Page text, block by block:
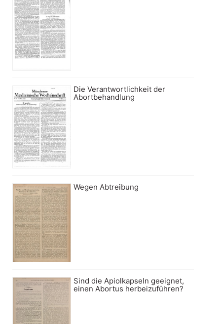
Die Verantwortlichkeit der
Abortbehandlung
Wegen Abtreibung
Sind die Apiolkapseln geeignet,
einen Abortus herbeizuführen?